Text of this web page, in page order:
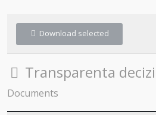
Download selected
Folder
Transparenta
Documents